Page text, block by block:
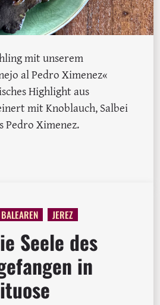
mit unserem
al Pedro Ximenez«
Highlight aus
mit Knoblauch, Salbei
Pedro Ximenez.
al PX« – Kaninchen in Pedro
BALEAREN JEREZ
Seele des
in